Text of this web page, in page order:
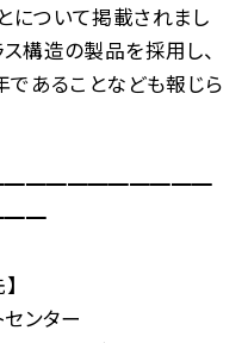
について掲載されまし
構造の製品を採用し、
あることなども報じら
ンター